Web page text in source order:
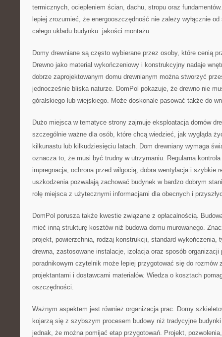
termicznych, ociepleniem ścian, dachu, stropu oraz
lepiej zrozumieć, że energooszczędność nie zależy wyłącznie
całego układu budynku: jakości montażu.
Domy drewniane są często wybierane przez osoby, które cenią
Drewno jako materiał wykończeniowy i konstrukcyjny nadaje
dobrze zaprojektowanym domu drewnianym można stworzyć
jednocześnie bliska naturze. DomPol pokazuje, że drewno nie
góralskiego lub wiejskiego. Może doskonale pasować także do
Dużo miejsca w tematyce strony zajmuje eksploatacja domów
szczególnie ważne dla osób, które chcą wiedzieć, jak wygląda
kilkunastu lub kilkudziesięciu latach. Dom drewniany wymaga
oznacza to, że musi być trudny w utrzymaniu. Regularna kontrola
impregnacja, ochrona przed wilgocią, dobra wentylacja i szybkie
uszkodzenia pozwalają zachować budynek w bardzo dobrym
rolę miejsca z użytecznymi informacjami dla obecnych i
DomPol porusza także kwestie związane z opłacalnością.
mieć inną strukturę kosztów niż budowa domu murowanego.
projekt, powierzchnia, rodzaj konstrukcji, standard wykończenia,
drewna, zastosowane instalacje, izolacja oraz sposób organizacji
poradnikowym czytelnik może lepiej przygotować się do rozmów
projektantami i dostawcami materiałów. Wiedza o kosztach
oszczędności.
Ważnym aspektem jest również organizacja prac. Domy
kojarzą się z szybszym procesem budowy niż tradycyjne
jednak, że można pomijać etap przygotowań. Projekt,